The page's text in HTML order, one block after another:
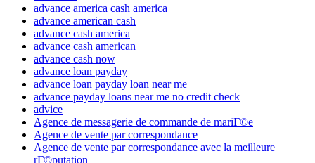
advance america cash america
advance american cash
advance cash america
advance cash american
advance cash now
advance loan payday
advance loan payday loan near me
advance payday loans near me no credit check
advice
Agence de messagerie de commande de mariГ©e
Agence de vente par correspondance
Agence de vente par correspondance avec la meilleure
rГ©putation